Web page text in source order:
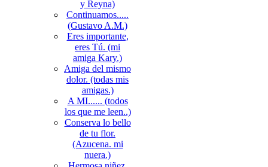
y Reyna)
Continuamos.....
(Gustavo A.M.)
Eres importante,
eres Tú. (mi
amiga Kary.)
Amiga del mismo
dolor. (todas mis
amigas.)
A MI...... (todos
los que me leen..)
Conserva lo bello
de tu flor.
(Azucena. mi
nuera.)